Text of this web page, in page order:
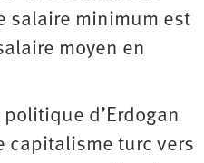
salaire minimum est
moyen en
d’Erdogan
capitalisme turc vers